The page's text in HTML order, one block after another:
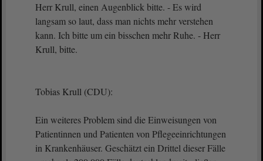
Herr Krull, einen Augenblick bitte. - Es wird
langsam so laut, dass man nichts mehr verstehen
kann. Ich bitte um ein bisschen mehr Ruhe. - Herr
Krull, bitte.
Tobias Krull (CDU):
Ein weiteres Problem sind die Einweisungen von
Patientinnen und Patienten von Pflegeeinrichtungen
in Krankenhäuser. Geschätzt ein Drittel dieser Fälle